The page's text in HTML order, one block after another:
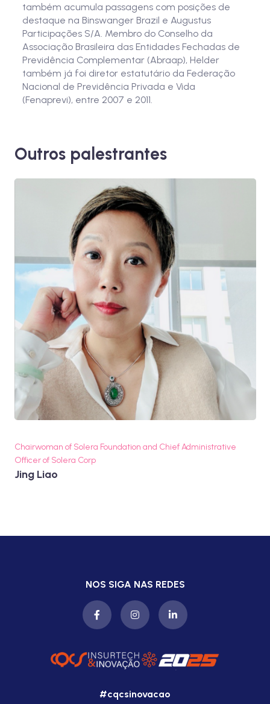
também acumula passagens com posições de
destaque na Binswanger Brazil e Augustus
Participações S/A. Membro do Conselho da
Associação Brasileira das Entidades Fechadas de
Previdência Complementar (Abraap), Helder
também já foi diretor estatutário da Federação
Nacional de Previdência Privada e Vida
(Fenaprevi), entre 2007 e 2011.
Outros palestrantes
Chairwoman of Solera Foundation and Chief Administrative
Officer of Solera Corp
Jing Liao
NOS SIGA NAS REDES
#cqcsinovacao